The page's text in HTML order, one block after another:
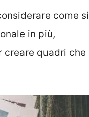
come si
in più,
creare quadri che